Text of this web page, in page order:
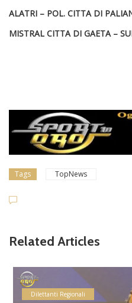
ALATRI – POL. CITTA DI
MISTRAL CITTA DI GAETA –
Tags TopNews
Related Articles
Dilettanti Regionali